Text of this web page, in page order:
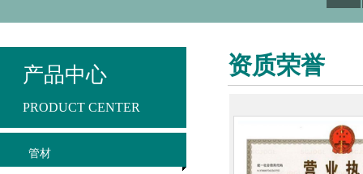
产品中心
PRODUCT CENTER
管材
资质荣誉